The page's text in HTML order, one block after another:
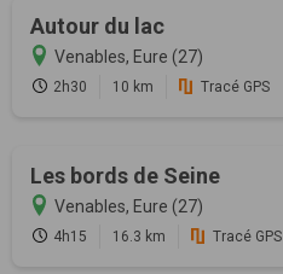
Autour du lac
Venables, Eure (27)
2h30 10 km Tracé GPS
Les bords de Seine
Venables, Eure (27)
4h15 16.3 km Tracé GPS